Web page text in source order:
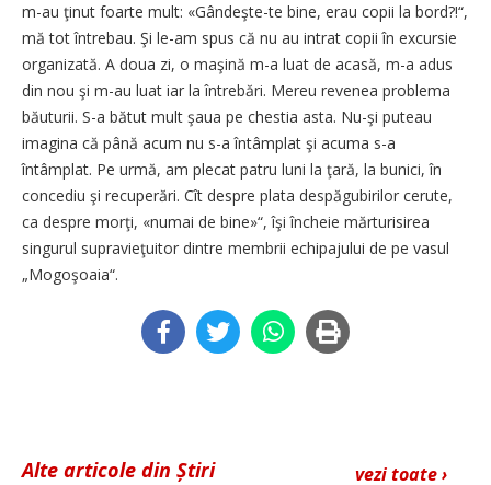
m-au ţinut foarte mult: «Gândeşte-te bine, erau copii la bord?!“,
mă tot întrebau. Şi le-am spus că nu au intrat copii în excursie
organizată. A doua zi, o maşină m-a luat de acasă, m-a adus
din nou şi m-au luat iar la întrebări. Mereu revenea problema
băuturii. S-a bătut mult şaua pe chestia asta. Nu-şi puteau
imagina că până acum nu s-a întâmplat şi acuma s-a
întâmplat. Pe urmă, am plecat patru luni la ţară, la bunici, în
concediu şi recuperări. Cît despre plata despăgubirilor cerute,
ca despre morţi, «numai de bine»“, îşi încheie mărturisirea
singurul supravieţuitor dintre membrii echipajului de pe vasul
„Mogoşoaia“.
vezi toate ›
Alte articole din Știri